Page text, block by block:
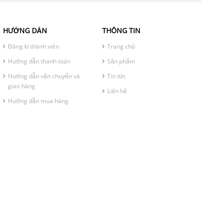
HƯỚNG DẪN
Đăng kí thành viên
Hướng dẫn thanh toán
Hướng dẫn vận chuyển và
giao hàng
Hướng dẫn mua hàng
THÔNG TIN
Trang chủ
Sản phẩm
Tin tức
Liên hệ